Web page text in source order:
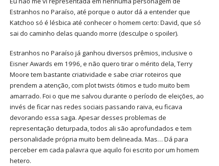
Estranhos no Paraíso, até porque o autor dá a entender que
Katchoo só é lésbica até conhecer o homem certo: David, que só
sai do caminho delas quando morre (desculpe o spoiler).
Estranhos no Paraíso já ganhou diversos prêmios, inclusive o
Eisner Awards em 1996, e não quero tirar o mérito dela, Terry
Moore tem bastante criatividade e sabe criar roteiros que
prendem a atenção, com plot twists ótimos e tudo muito bem
amarrado. Foi o que me salvou durante o período de eleições, ao
invés de ficar nas redes sociais passando raiva, eu ficava
devorando essa saga. Apesar desses problemas de
representação deturpada, todos ali são aprofundados e tem
personalidade própria muito bem delineada. Mas… Dá para
perceber em cada palavra que aquilo foi escrito por um homem
hetero.